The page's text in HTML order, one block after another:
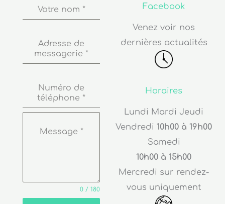
Votre nom *
Adresse de
messagerie *
Numéro de
téléphone *
Message *
0 / 180
Facebook
Venez voir nos
dernières actualités
Horaires
Lundi Mardi Jeudi
Vendredi 10h00 à 19h00
Samedi
10h00 à 15h00
Mercredi sur rendez-
vous uniquement